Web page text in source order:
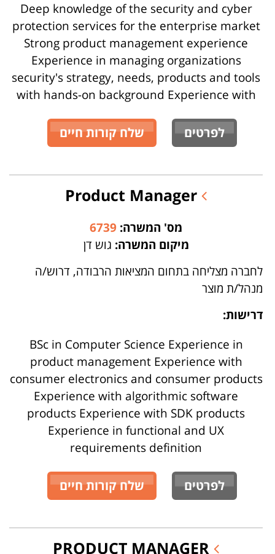
Deep knowledge of the security and cyber
protection services for the enterprise market
Strong product management experience
Experience in managing organizations
security's strategy, needs, products and tools
with hands-on background Experience with
לפרטים שלח קורות חיים
מס' המשרה: 6739
מיקום המשרה: גוש דן
לחברה מצליחה בתחום המציאות הרבודה, דרוש/ה
מנהל/ת מוצר
דרישות:
BSc in Computer Science Experience in
product management Experience with
consumer electronics and consumer products
Experience with algorithmic software
products Experience with SDK products
Experience in functional and UX
requirements definition
לפרטים שלח קורות חיים